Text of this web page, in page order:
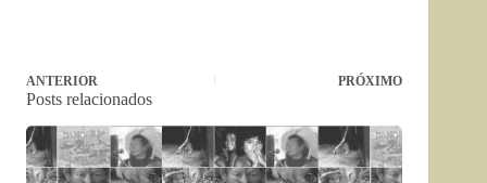
ANTERIOR PRÓXIMO
Posts relacionados